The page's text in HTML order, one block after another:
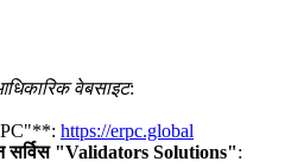
वेबसाइट:
https://erpc.global
सर्विस "Validators Solutions":